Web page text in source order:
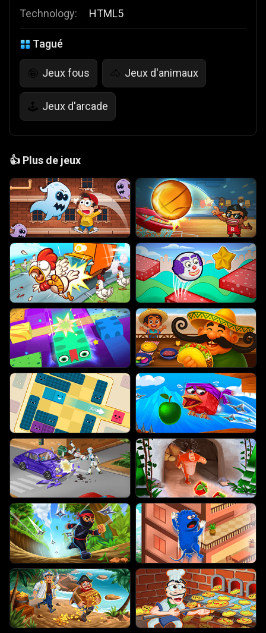
Technology:
HTML5
Tagué
🤪 Jeux fous 🐴 Jeux d'animaux
🕹️ Jeux d'arcade
👍 Plus de jeux